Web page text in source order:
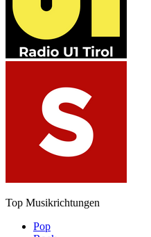
Top Musikrichtungen
Pop